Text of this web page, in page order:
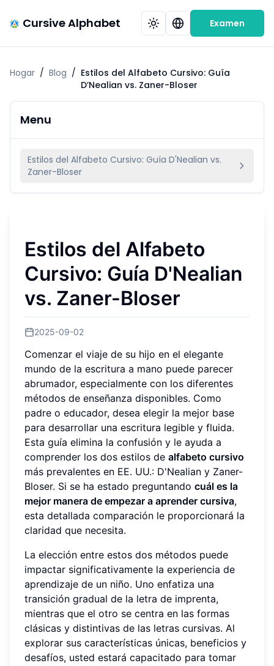
Cursive Alphabet Examen
Hogar / Blog / Estilos del Alfabeto Cursivo: Guía
D’Nealian vs. Zaner-Bloser
Menu
Estilos del Alfabeto Cursivo: Guía D'Nealian vs.
Zaner-Bloser
Estilos del Alfabeto
Cursivo: Guía D'Nealian
vs. Zaner-Bloser
2025-09-02
Comenzar el viaje de su hijo en el elegante
mundo de la escritura a mano puede parecer
abrumador, especialmente con los diferentes
métodos de enseñanza disponibles. Como
padre o educador, desea elegir la mejor base
para desarrollar una escritura legible y fluida.
Esta guía elimina la confusión y le ayuda a
comprender los dos estilos de alfabeto cursivo
más prevalentes en EE. UU.: D'Nealian y Zaner-
Bloser. Si se ha estado preguntando cuál es la
mejor manera de empezar a aprender cursiva,
esta detallada comparación le proporcionará la
claridad que necesita.
La elección entre estos dos métodos puede
impactar significativamente la experiencia de
aprendizaje de un niño. Uno enfatiza una
transición gradual de la letra de imprenta,
mientras que el otro se centra en las formas
clásicas y distintivas de las letras cursivas. Al
explorar sus características únicas, beneficios y
desafíos, usted estará capacitado para tomar